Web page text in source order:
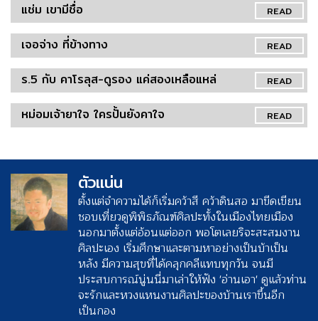
READ
แช่ม เขามีชื่อ
READ
เจอจ่าง ที่ข้างทาง
READ
ร.5 กับ คาโรลุส-ดูรอง แค่สองเหลือแหล่
READ
หม่อมเจ้ายาใจ ใครปั้นยังคาใจ
ตัวแน่น
ตั้งแต่จำความได้ก็เริ่มคว้าสี คว้าดินสอ มาขีดเขียน
ชอบเที่ยวดูพิพิธภัณฑ์ศิลปะทั้งในเมืองไทยเมือง
นอกมาตั้งแต่อ้อนแต่ออก พอโตเลยริจะสะสมงาน
ศิลปะเอง เริ่มศึกษาและตามหาอย่างเป็นบ้าเป็น
หลัง มีความสุขที่ได้คลุกคลีแทบทุกวัน จนมี
ประสบการณ์นู่นนี่มาเล่าให้ฟัง 'อ่านเอา' ดูแล้วท่าน
จะรักและหวงแหนงานศิลปะของบ้านเราขึ้นอีก
เป็นกอง